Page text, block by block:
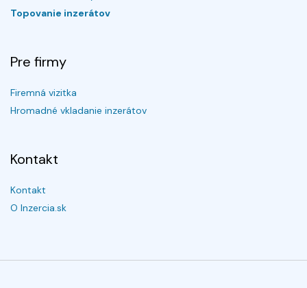
Topovanie inzerátov
Pre firmy
Firemná vizitka
Hromadné vkladanie inzerátov
Kontakt
Kontakt
O Inzercia.sk